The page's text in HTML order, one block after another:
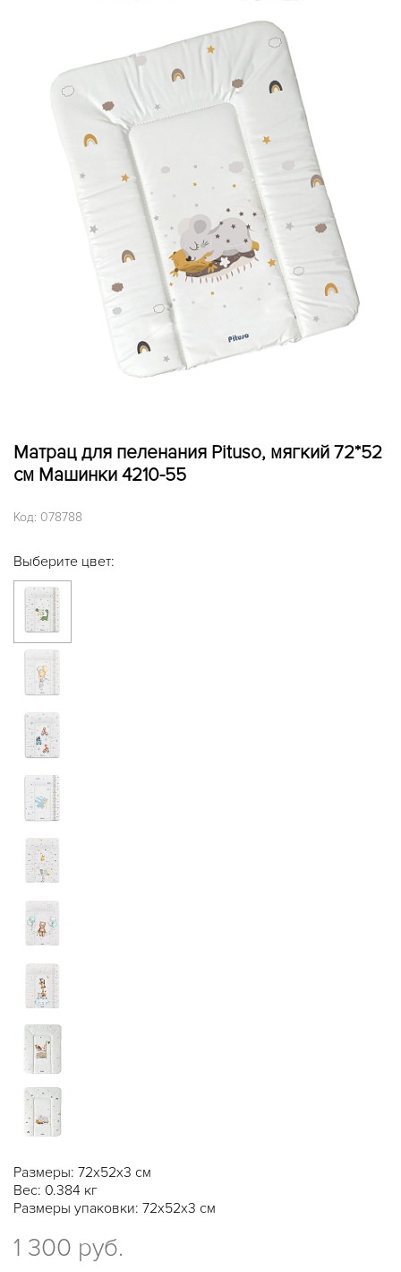
Матрац для пеленания Pituso, мягкий 72*52
см Машинки 4210-55
Код: 078788
Выберите цвет:
Размеры: 72х52х3 см
Вес: 0.384 кг
Размеры упаковки: 72х52х3 см
1 300 руб.